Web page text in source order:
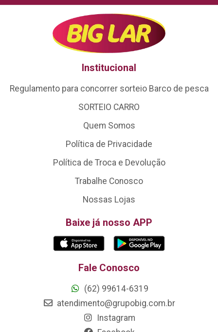
Institucional
Regulamento para concorrer sorteio Barco de pesca
SORTEIO CARRO
Quem Somos
Política de Privacidade
Política de Troca e Devolução
Trabalhe Conosco
Nossas Lojas
Baixe já nosso APP
Fale Conosco
(62) 99614-6319
atendimento@grupobig.com.br
Instagram